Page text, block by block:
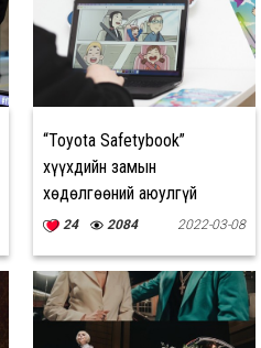
“Toyota Safetybook”
хүүхдийн замын
хөдөлгөөний аюулгүй
байдлын тухай биет болон
контент мэндэллээ
24 2084 2022-03-08